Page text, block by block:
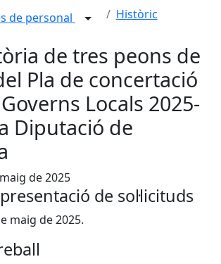
de personal
Històric
de tres peons de
Pla de concertació
Locals 2025-
Diputació de
de 2025
de sol·licituds
maig de 2025.